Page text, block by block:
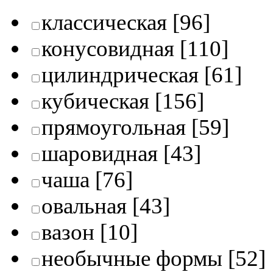
классическая [96]
конусовидная [110]
цилиндрическая [61]
кубическая [156]
прямоугольная [59]
шаровидная [43]
чаша [76]
овальная [43]
вазон [10]
необычные формы [52]